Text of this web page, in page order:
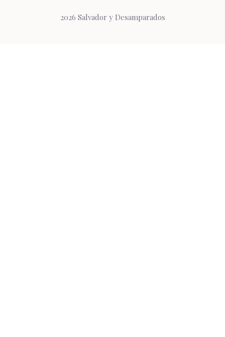
2026 Salvador y Desamparados